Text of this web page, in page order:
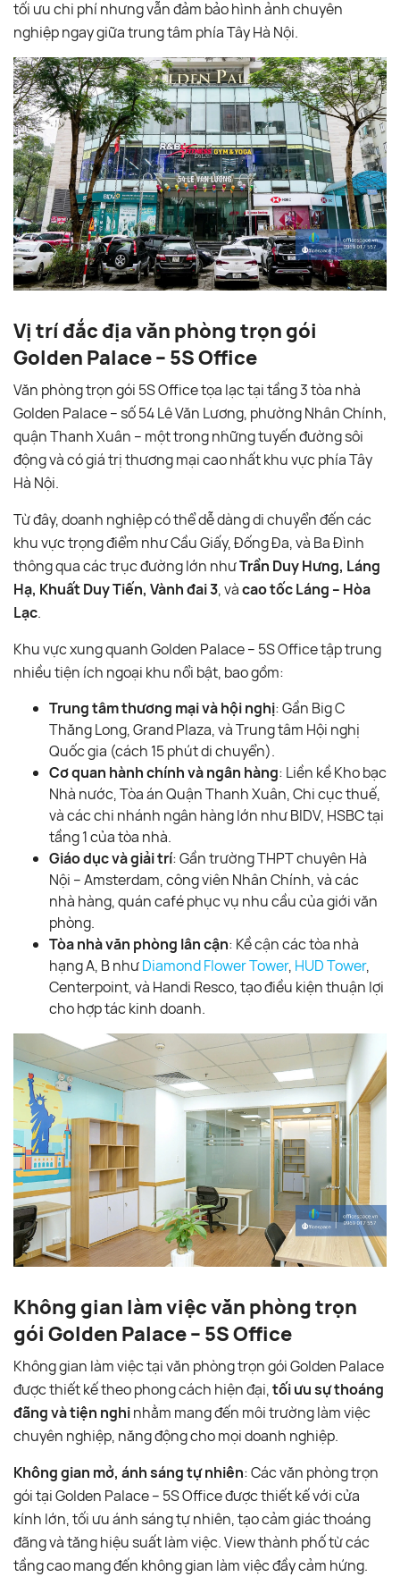
tối ưu chi phí nhưng vẫn đảm bảo hình ảnh chuyên
nghiệp ngay giữa trung tâm phía Tây Hà Nội.
Vị trí đắc địa văn phòng trọn gói
Golden Palace – 5S Office
Văn phòng trọn gói 5S Office tọa lạc tại tầng 3 tòa nhà
Golden Palace – số 54 Lê Văn Lương, phường Nhân Chính,
quận Thanh Xuân – một trong những tuyến đường sôi
động và có giá trị thương mại cao nhất khu vực phía Tây
Hà Nội.
Từ đây, doanh nghiệp có thể dễ dàng di chuyển đến các
khu vực trọng điểm như Cầu Giấy, Đống Đa, và Ba Đình
thông qua các trục đường lớn nhưTrần Duy Hưng, Láng
Hạ, Khuất Duy Tiến, Vành đai 3, vàcao tốc Láng – Hòa
Lạc.
Khu vực xung quanh Golden Palace – 5S Office tập trung
nhiều tiện ích ngoại khu nổi bật, bao gồm:
Trung tâm thương mại và hội nghị: Gần Big C
Thăng Long, Grand Plaza, và Trung tâm Hội nghị
Quốc gia (cách 15 phút di chuyển).
Cơ quan hành chính và ngân hàng: Liền kề Kho bạc
Nhà nước, Tòa án Quận Thanh Xuân, Chi cục thuế,
và các chi nhánh ngân hàng lớn như BIDV, HSBC tại
tầng 1 của tòa nhà.
Giáo dục và giải trí: Gần trường THPT chuyên Hà
Nội – Amsterdam, công viên Nhân Chính, và các
nhà hàng, quán café phục vụ nhu cầu của giới văn
phòng.
Tòa nhà văn phòng lân cận: Kề cận các tòa nhà
hạng A, B nhưDiamond Flower Tower, HUD Tower,
Centerpoint, và Handi Resco, tạo điều kiện thuận lợi
cho hợp tác kinh doanh.
Không gian làm việc văn phòng trọn
gói Golden Palace – 5S Office
Không gian làm việc tại văn phòng trọn gói Golden Palace
được thiết kế theo phong cách hiện đại,tối ưu sự thoáng
đãng và tiện nghinhằm mang đến môi trường làm việc
chuyên nghiệp, năng động cho mọi doanh nghiệp.
Không gian mở, ánh sáng tự nhiên: Các văn phòng trọn
gói tại Golden Palace – 5S Office được thiết kế với cửa
kính lớn, tối ưu ánh sáng tự nhiên, tạo cảm giác thoáng
đãng và tăng hiệu suất làm việc. View thành phố từ các
tầng cao mang đến không gian làm việc đầy cảm hứng.